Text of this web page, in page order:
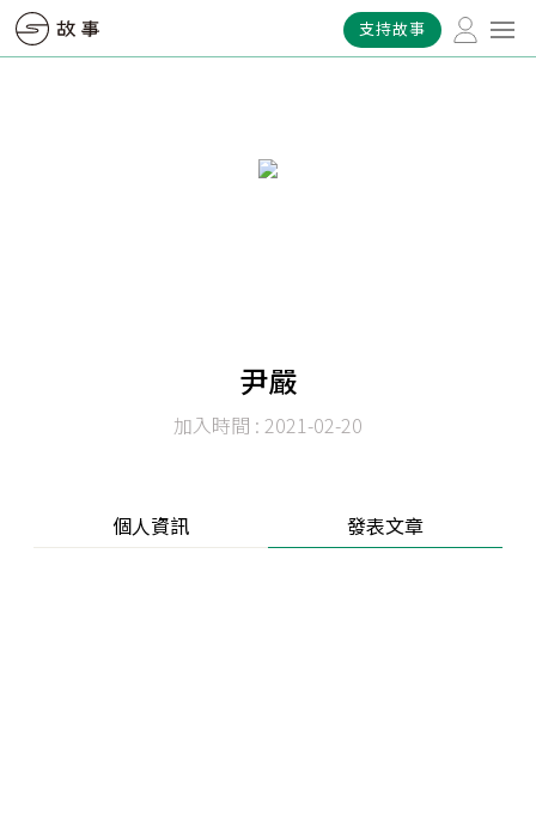
支持故事
尹嚴
加入時間 : 2021-02-20
個人資訊 發表文章